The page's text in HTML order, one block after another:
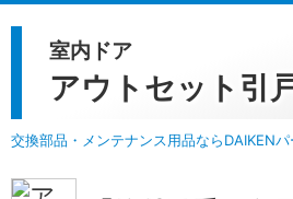
室内ドア
アウトセット引
交換部品・メンテナンス用品ならDAIKEN